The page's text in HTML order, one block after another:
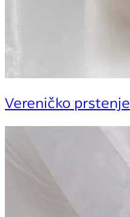
Vereničko prstenje